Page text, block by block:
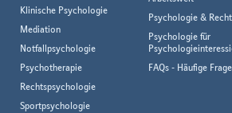
Klinische Psychologie
Mediation
Notfallpsychologie
Psychotherapie
Rechtspsychologie
Sportpsychologie
Psychologie & Recht
Psychologie für
FAQs - Häufige